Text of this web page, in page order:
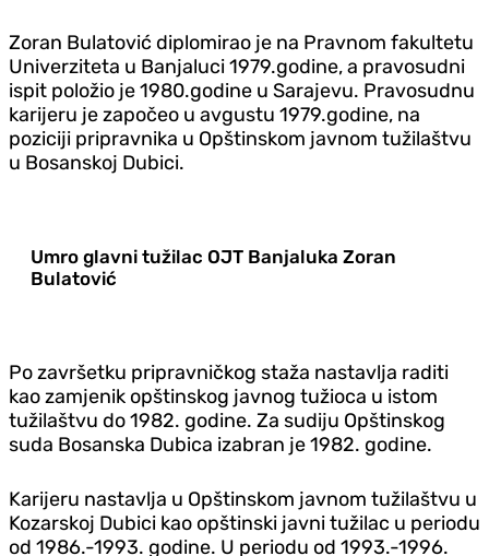
Zoran Bulatović diplomirao je na Pravnom fakultetu
Univerziteta u Banjaluci 1979.godine, a pravosudni
ispit položio je 1980.godine u Sarajevu. Pravosudnu
karijeru je započeo u avgustu 1979.godine, na
poziciji pripravnika u Opštinskom javnom tužilaštvu
u Bosanskoj Dubici.
Umro glavni tužilac OJT Banjaluka Zoran
Bulatović
Po završetku pripravničkog staža nastavlja raditi
kao zamjenik opštinskog javnog tužioca u istom
tužilaštvu do 1982. godine. Za sudiju Opštinskog
suda Bosanska Dubica izabran je 1982. godine.
Karijeru nastavlja u Opštinskom javnom tužilaštvu u
Kozarskoj Dubici kao opštinski javni tužilac u periodu
od 1986.-1993. godine. U periodu od 1993.-1996.